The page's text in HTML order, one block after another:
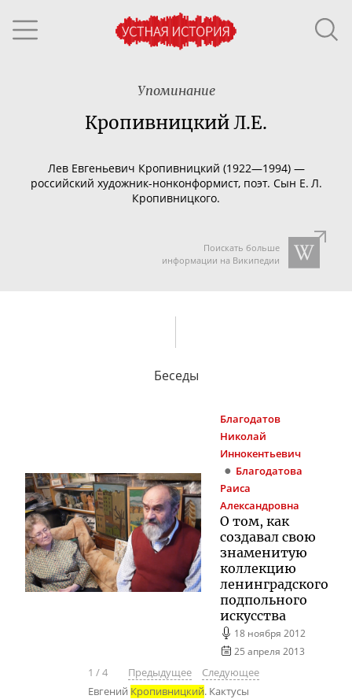
Упоминание
Кропивницкий Л.Е.
Лев Евгеньевич Кропивницкий (1922—1994) —
российский художник-нонконформист, поэт. Сын Е. Л.
Кропивницкого.
Поискать больше
информации на Википедии
Беседы
Благодатов
Николай
Иннокентьевич
Благодатова
Раиса
Александровна
О том, как
создавал свою
знаменитую
коллекцию
ленинградского
подпольного
искусства
18 ноября 2012
25 апреля 2013
1 /4 Предыдущее
Следующее
Евгений Кропивницкий. Кактусы